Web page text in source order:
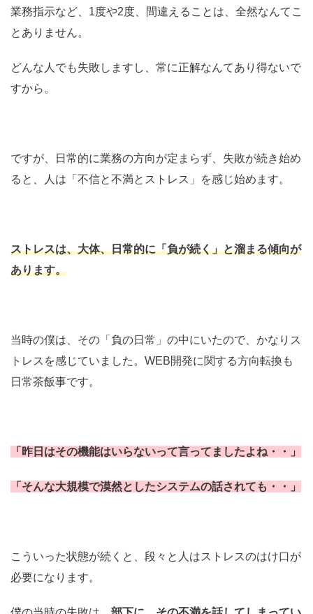
業務指示など、1度や2度、間違えることは、全然なんてこ
とありません。
どんな人でも失敗しますし、常に正解なんてあり得ないで
すから。
ですが、日常的に業務の方向が定まらず、失敗が続き始め
ると、人は「不信と不満とストレス」を感じ始めます。
ストレスは、大体、日常的に「負が続く」と溜まる傾向が
あります。
当時の僕は、その「負の日常」の中にいたので、かなりス
トレスを感じていました。WEB開発に関する方向転換も
日常茶飯事です。
「昨日はその機能はいらないって言ってましたよね・・」
「そんな大規模で漠然としたシステムの話されても・・」
こういった状態が続くと、段々と人はストレスのはけ口が
必要になります。